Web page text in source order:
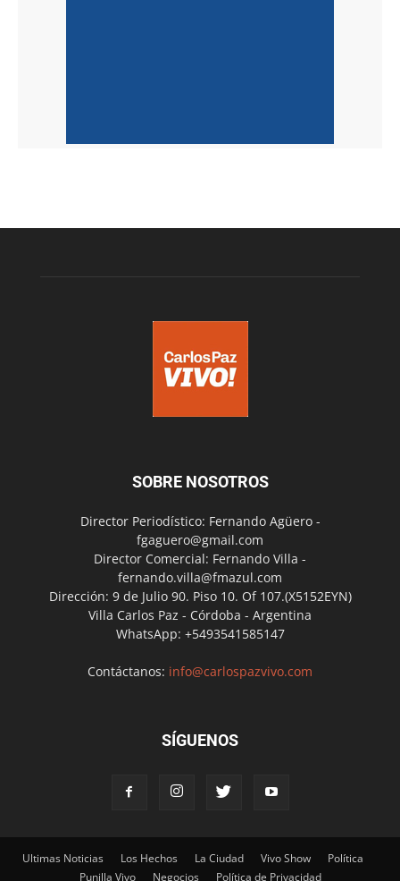
SOBRE NOSOTROS
Director Periodístico: Fernando Agüero -
fgaguero@gmail.com
Director Comercial: Fernando Villa -
fernando.villa@fmazul.com
Dirección: 9 de Julio 90. Piso 10. Of 107.(X5152EYN)
Villa Carlos Paz - Córdoba - Argentina
WhatsApp: +5493541585147
Contáctanos: info@carlospazvivo.com
SÍGUENOS
Ultimas Noticias Los Hechos La Ciudad Vivo Show
Política
Punilla Vivo
Negocios Política de Privacidad